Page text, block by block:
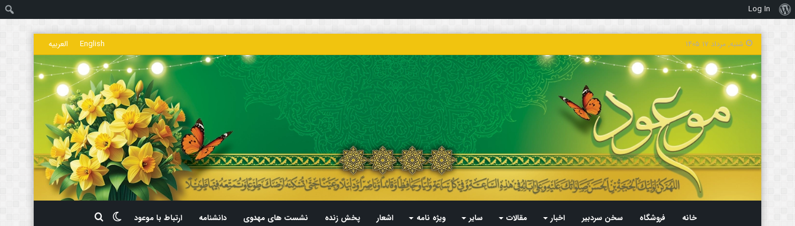
درباره
وردپرس
Log In
شنبه, مرداد ۱۷ ۱۴۰۵ English العربیه
خانه فروشگاه سخن سردبیر اخبار مقالات سایر ویژه نامه اشعار پخش زنده نشست های مهدوی دانشنامه ارتباط با موعود تغییر